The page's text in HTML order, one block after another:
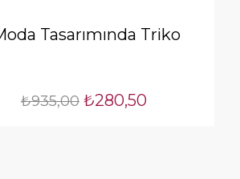
Tasarımında Triko
₺935,00 ₺280,50